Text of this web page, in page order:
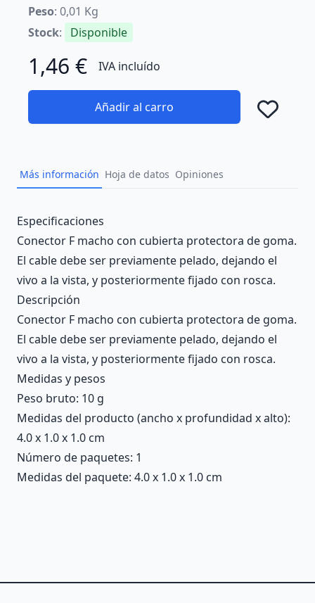
Peso: 0,01 Kg
Stock: Disponible
1,46 € IVA incluído
Añadir al carro
Más información Hoja de datos Opiniones
Description
Especificaciones
Conector F macho con cubierta protectora de goma.
El cable debe ser previamente pelado, dejando el
vivo a la vista, y posteriormente fijado con rosca.
Descripción
Conector F macho con cubierta protectora de goma.
El cable debe ser previamente pelado, dejando el
vivo a la vista, y posteriormente fijado con rosca.
Medidas y pesos
Peso bruto: 10 g
Medidas del producto (ancho x profundidad x alto):
4.0 x 1.0 x 1.0 cm
Número de paquetes: 1
Medidas del paquete: 4.0 x 1.0 x 1.0 cm